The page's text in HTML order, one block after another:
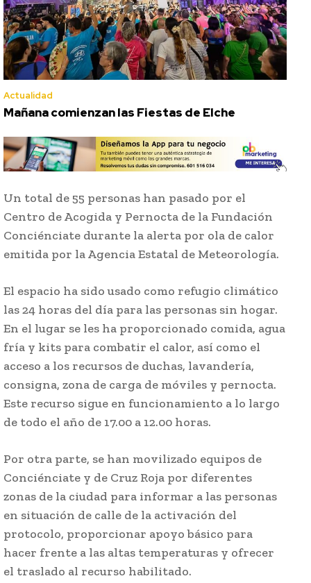
Actualidad
Mañana comienzan las Fiestas de Elche
Un total de 55 personas han pasado por el
Centro de Acogida y Pernocta de la Fundación
Conciénciate durante la alerta por ola de calor
emitida por la Agencia Estatal de Meteorología.
El espacio ha sido usado como refugio climático
las 24 horas del día para las personas sin hogar.
En el lugar se les ha proporcionado comida, agua
fría y kits para combatir el calor, así como el
acceso a los recursos de duchas, lavandería,
consigna, zona de carga de móviles y pernocta.
Este recurso sigue en funcionamiento a lo largo
de todo el año de 17.00 a 12.00 horas.
Por otra parte, se han movilizado equipos de
Conciénciate y de Cruz Roja por diferentes
zonas de la ciudad para informar a las personas
en situación de calle de la activación del
protocolo, proporcionar apoyo básico para
hacer frente a las altas temperaturas y ofrecer
el traslado al recurso habilitado.